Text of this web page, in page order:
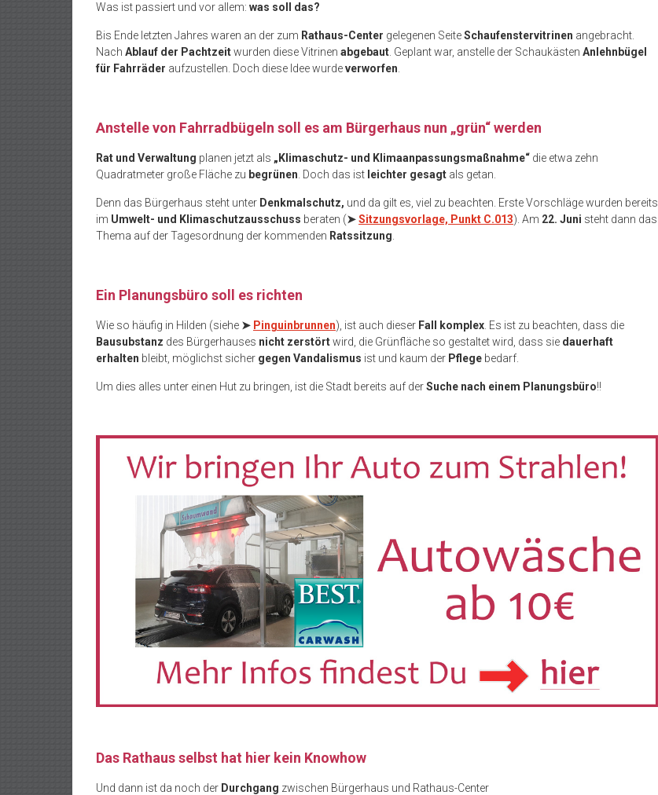
Was ist passiert und vor allem: was soll das?
Bis Ende letzten Jahres waren an der zum Rathaus-Center gelegenen SeiteSchaufenstervitrinen angebracht.
Nach Ablauf der Pachtzeitwurden diese Vitrinen abgebaut . Geplant war, anstelle der Schaukästen Anlehnbügel
für Fahrräder aufzustellen. Doch diese Idee wurdeverworfen
Anstelle von Fahrradbügeln soll es am Bürgerhaus nun „grün“ werden
Rat und Verwaltung planen jetzt als „Klimaschutz- und Klimaanpassungsmaßnahme“ die etwa zehn
Quadratmeter große Fläche zu begrünen . Doch das ist leichter gesagt als getan.
Denn das Bürgerhaus steht unter Denkmalschutz, und da gilt es, viel zu beachten. Erste Vorschläge wurden bereits
im Umwelt- und Klimaschutzausschuss beraten (➤Sitzungsvorlage, Punkt C.013). Am 22. Juni steht dann das
Thema auf der Tagesordnung der kommenden Ratssitzung
Ein Planungsbüro soll es richten
Wie so häufig in Hilden (siehe ➤ Pinguinbrunnen), ist auch dieser Fall komplex . Es ist zu beachten, dass die
Bausubstanz des Bürgerhauses nicht zerstörtwird, die Grünfläche so gestaltet wird, dass sie dauerhaft
erhalten bleibt, möglichst sicher gegen Vandalismus ist und kaum der Pflege bedarf.
Um dies alles unter einen Hut zu bringen, ist die Stadt bereits auf derSuche nach einem Planungsbüro!!
Das Rathaus selbst hat hier kein Knowhow
Und dann ist da noch der Durchgang zwischen Bürgerhaus und Rathaus-Center